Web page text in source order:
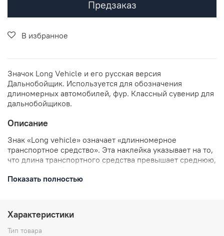
Предзаказ
В избранное
Значок Long Vehicle и его русская версия
Дальнобойщик. Используется для обозначения
длиномерных автомобилей, фур. Классный сувенир для
дальнобойщиков.
Описание
Знак «Long vehicle» означает «длинномерное
транспортное средство». Эта наклейка указывает на то,
что длина транспортного средства превышает среднюю,
маневрировании и движении на дороге. В России нет
считается обязательным в определённых случаях.
Чтобы не получить штраф, наклейка должна
соответствовать определённым стандартам: быть не
Показать полностью
Характеристики
Тип товара